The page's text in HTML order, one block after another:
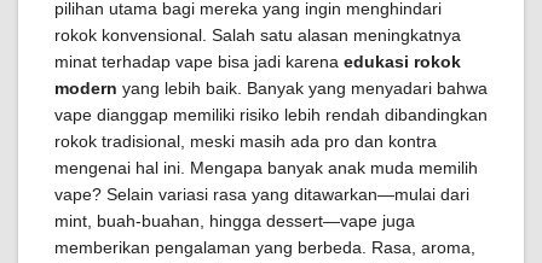
pilihan utama bagi mereka yang ingin menghindari
rokok konvensional. Salah satu alasan meningkatnya
minat terhadap vape bisa jadi karena edukasi rokok
modern yang lebih baik. Banyak yang menyadari bahwa
vape dianggap memiliki risiko lebih rendah dibandingkan
rokok tradisional, meski masih ada pro dan kontra
mengenai hal ini. Mengapa banyak anak muda memilih
vape? Selain variasi rasa yang ditawarkan—mulai dari
mint, buah-buahan, hingga dessert—vape juga
memberikan pengalaman yang berbeda. Rasa, aroma,